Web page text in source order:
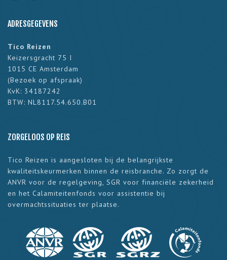
ADRESGEGEVENS
Tico Reizen
Keizersgracht 75 I
1015 CE Amsterdam
(Bezoek op afspraak)
KvK: 34187242
BTW: NL8117.54.650.B01
ZORGELOOS OP REIS
Tico Reizen is aangesloten bij de belangrijkste
kwaliteitskeurmerken binnen de reisbranche. Zo zorgt de
ANVR voor de regelgeving, SGR voor financiële zekerheid
en het Calamiteitenfonds voor assistentie bij
overmachtssituaties ter plaatse.